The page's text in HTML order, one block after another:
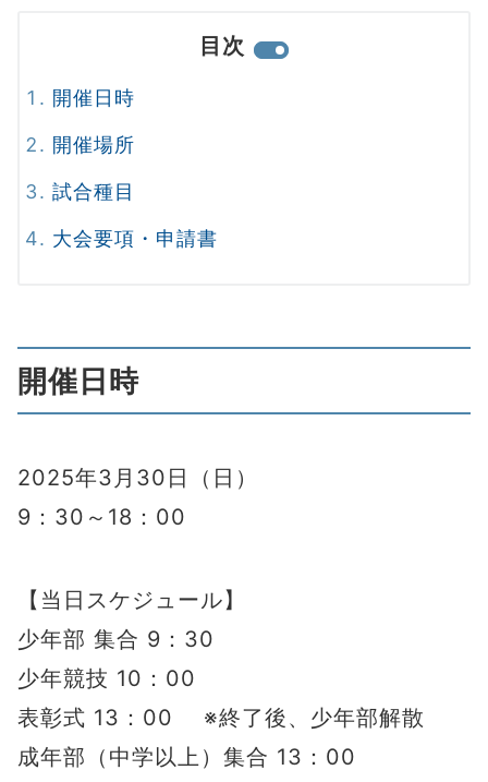
目次
開催日時
開催場所
試合種目
大会要項・申請書
開催日時
2025年3月30日（日）
9：30～18：00
【当日スケジュール】
少年部 集合 9：30
少年競技 10：00
表彰式 13：00 ※終了後、少年部解散
成年部（中学以上）集合 13：00